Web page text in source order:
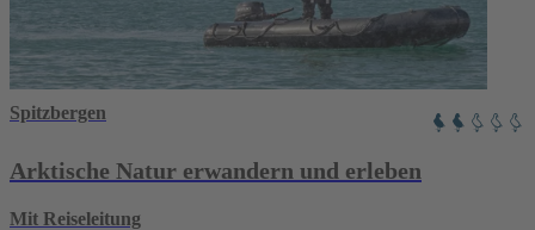
Spitzbergen
Arktische Natur erwandern und erleben
Mit Reiseleitung